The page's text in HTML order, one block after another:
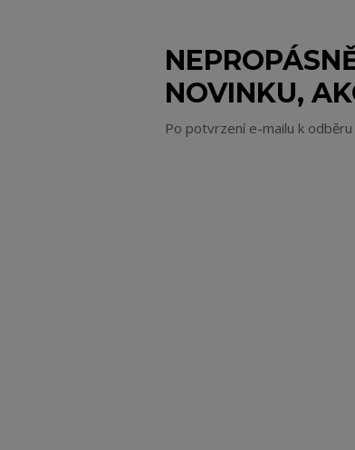
NOVINKU,
Po potvrzení e-mailu k